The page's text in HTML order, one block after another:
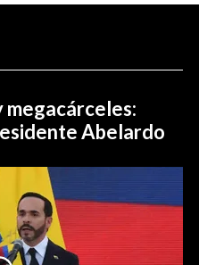
megacárceles:
Abelardo